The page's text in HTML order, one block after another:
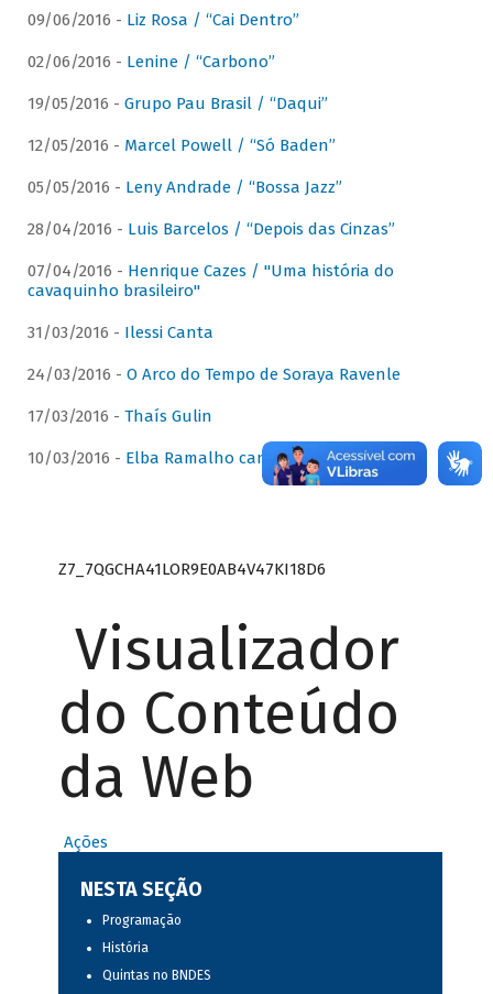
09/06/2016 - Liz Rosa / “Cai Dentro”
02/06/2016 - Lenine / “Carbono”
19/05/2016 - Grupo Pau Brasil / “Daqui”
12/05/2016 - Marcel Powell / “Só Baden”
05/05/2016 - Leny Andrade / “Bossa Jazz”
28/04/2016 - Luis Barcelos / “Depois das Cinzas”
07/04/2016 - Henrique Cazes / "Uma história do
cavaquinho brasileiro"
31/03/2016 - Ilessi Canta
24/03/2016 - O Arco do Tempo de Soraya Ravenle
17/03/2016 - Thaís Gulin
10/03/2016 - Elba Ramalho canta Dominguinhos
Z7_7QGCHA41LOR9E0AB4V47KI18D6
Visualizador
do Conteúdo
da Web
Ações
NESTA SEÇÃO
Programação
História
Quintas no BNDES